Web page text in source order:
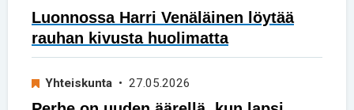
Luonnossa Harri Venäläinen löytää
rauhan kivusta huolimatta
Yhteiskunta • 27.05.2026